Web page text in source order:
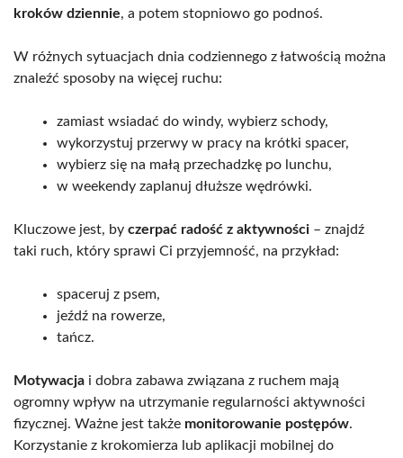
kroków dziennie, a potem stopniowo go podnoś.
W różnych sytuacjach dnia codziennego z łatwością można
znaleźć sposoby na więcej ruchu:
zamiast wsiadać do windy, wybierz schody,
wykorzystuj przerwy w pracy na krótki spacer,
wybierz się na małą przechadzkę po lunchu,
w weekendy zaplanuj dłuższe wędrówki.
Kluczowe jest, by czerpać radość z aktywności – znajdź
taki ruch, który sprawi Ci przyjemność, na przykład:
spaceruj z psem,
jeźdź na rowerze,
tańcz.
Motywacja i dobra zabawa związana z ruchem mają
ogromny wpływ na utrzymanie regularności aktywności
fizycznej. Ważne jest także monitorowanie postępów.
Korzystanie z krokomierza lub aplikacji mobilnej do